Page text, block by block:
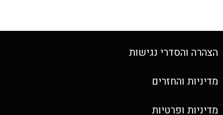
הצהרה והסדרי נגישות
מדיניות והחזרים
מדיניות ופרטיות